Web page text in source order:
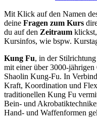
Mit Klick auf den Namen
deine Fragen zum Kurs
du auf den Zeitraum
Kursinfos, wie bspw.
Kung Fu, in der
mit einer über 3000-
Shaolin Kung-Fu. In
Kraft, Koordination und
traditionellen Kung Fu
Bein- und
Hand- und Waffenformen